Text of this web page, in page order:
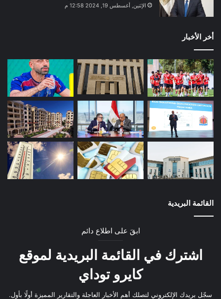
الإثنين, أغسطس 19, 2024 12:58 م
أخر الأخبار
القائمة البريدية
ابقَ على اطلاع دائم
اشترك في القائمة البريدية لموقع
كايرو توداي
سجّل بريدك الإلكتروني لتصلك أهم الأخبار العاجلة والتقارير المميزة أولًا بأول.